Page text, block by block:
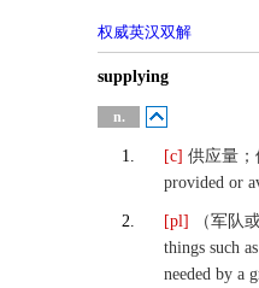
权威英汉双解
英英
supplying
n.
1. [c] 供应量；
provided or
2. [pl] （军队
things such
needed by a